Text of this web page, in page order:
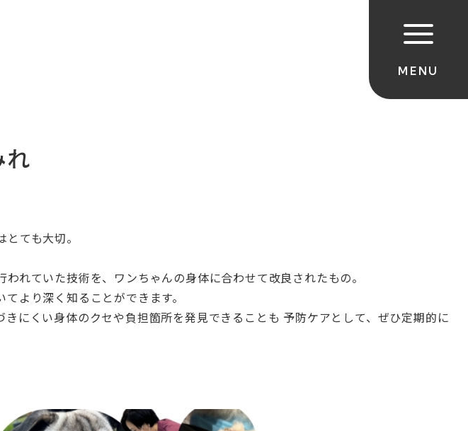
ても大切。
れていた技術を、ワンちゃんの身体に合わせて改良されたもの。
より深く知ることができます。
にくい身体のクセや負担箇所を発見できることも 予防ケアとして、ぜひ定期的に